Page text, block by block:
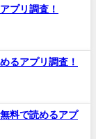
プリ調査！
るアプリ調査！
料で読めるアプ